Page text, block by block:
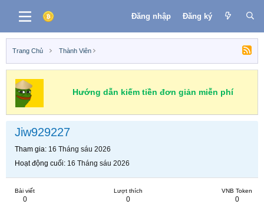
Đăng nhập Đăng ký
Trang Chủ Thành Viên
Hướng dẫn kiếm tiền đơn giản miễn phí
Jiw929227
Tham gia 16 Tháng sáu 2026
Hoạt động cuối 16 Tháng sáu 2026
Bài viết
0
Lượt thích
0
VNB Token
0